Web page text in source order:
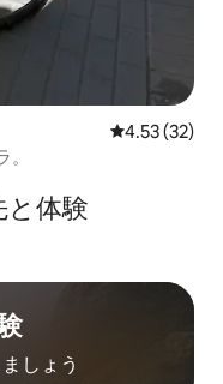
レビュー32
4.53 (32)
と体⁠験
しょう